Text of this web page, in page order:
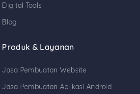
Digital Tools
Blog
Produk & Layanan
Jasa Pembuatan Website
Jasa Pembuatan Aplikasi Android